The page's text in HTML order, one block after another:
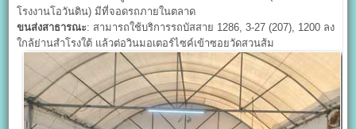
โรงงานโอวันติน) มีที่จอดรถภายในตลาด
ขนส่งสาธารณะ: สามารถใช้บริการรถบัสสาย 1286, 3-27 (207), 1200 ลง
ใกล้ย่านสำโรงใต้ แล้วต่อวินมอเตอร์ไซค์เข้าซอยวัดสวนส้ม